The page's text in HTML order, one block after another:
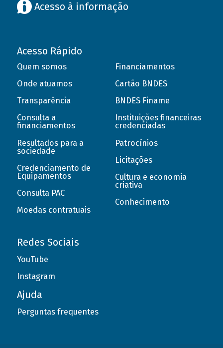
Acesso à informação
Acesso Rápido
Quem somos
Onde atuamos
Transparência
Consulta a
financiamentos
Resultados para a
sociedade
Credenciamento de
Equipamentos
Consulta PAC
Moedas contratuais
Financiamentos
Cartão BNDES
BNDES Finame
Instituições financeiras
credenciadas
Patrocínios
Licitações
Cultura e economia
criativa
Conhecimento
Redes Sociais
YouTube
Instagram
Ajuda
Perguntas frequentes